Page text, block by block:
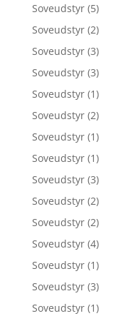
Soveudstyr (5)
Soveudstyr (2)
Soveudstyr (3)
Soveudstyr (3)
Soveudstyr (1)
Soveudstyr (2)
Soveudstyr (1)
Soveudstyr (1)
Soveudstyr (3)
Soveudstyr (2)
Soveudstyr (2)
Soveudstyr (4)
Soveudstyr (1)
Soveudstyr (3)
Soveudstyr (1)